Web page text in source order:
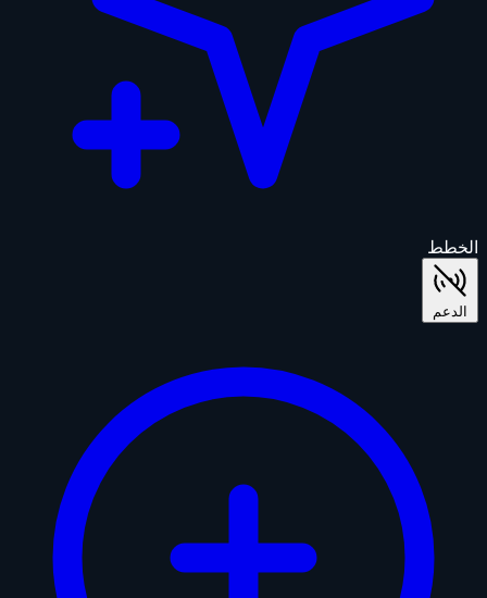
الخطط
الدعم